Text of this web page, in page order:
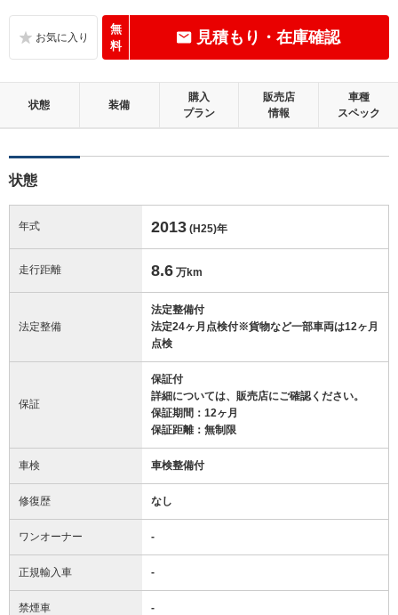
無
料
見積もり・在庫確認
状態 装備
購入
プラン
販売店
情報
車種
スペック
状態
年式 2013 (H25)年
走行距離 8.6 万km
法定整備
法定整備付
法定24ヶ月点検付※貨物など一部車両は12ヶ月
点検
保証
保証付
詳細については、販売店にご確認ください。
保証期間：12ヶ月
保証距離：無制限
車検 車検整備付
修復歴 なし
ワンオーナー -
正規輸入車 -
禁煙車 -